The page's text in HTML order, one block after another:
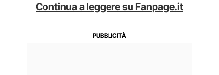
Continua a leggere su Fanpage.it